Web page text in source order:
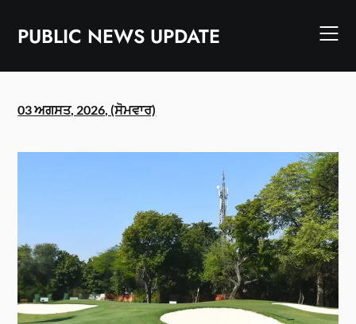
contentPUBLIC NEWS UPDATE
03 ਅਗਸਤ, 2026, (ਸੋਮਵਾਰ)